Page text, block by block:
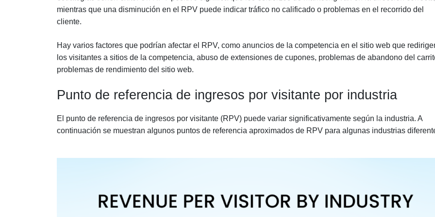
mientras que una disminución en el RPV puede indicar tráfico no calificado o problemas en el recorrido del
cliente.
Hay varios factores que podrían afectar el RPV, como anuncios de la competencia en el sitio web que
los visitantes a sitios de la competencia, abuso de extensiones de cupones, problemas de abandono del
problemas de rendimiento del sitio web.
Punto de referencia de ingresos por visitante por industria
El punto de referencia de ingresos por visitante (RPV) puede variar significativamente según la industria. A
continuación se muestran algunos puntos de referencia aproximados de RPV para algunas industrias